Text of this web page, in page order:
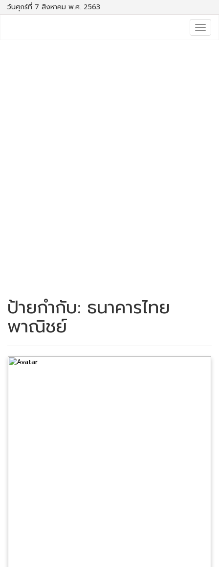
วันศุกร์ที่ 7 สิงหาคม พ.ศ. 2563
ป้ายกำกับ: ธนาคารไทย
พาณิชย์